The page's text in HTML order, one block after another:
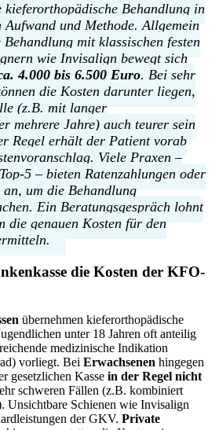
kieferorthopädische Behandlung in
und Methode. Allgemein
mit klassischen festen
wie Invisalign bewegt sich
4.000 bis 6.500 Euro. Bei sehr
die Kosten darunter liegen,
(z.B. mit langer
mehrere Jahre) auch teurer sein
Regel erhält der Patient vorab
Viele Praxen –
5 – bieten Ratenzahlungen oder
um die Behandlung
Ein Beratungsgespräch lohnt
die genauen Kosten für den
die Kosten der KFO-
übernehmen kieferorthopädische
unter 18 Jahren oft anteilig
medizinische Indikation
vorliegt. Bei Erwachsenen hingegen
gesetzlichen Kasse in der Regel nicht
schweren Fällen (z.B. kombiniert
Unsichtbare Schienen wie Invisalign
der GKV. Private